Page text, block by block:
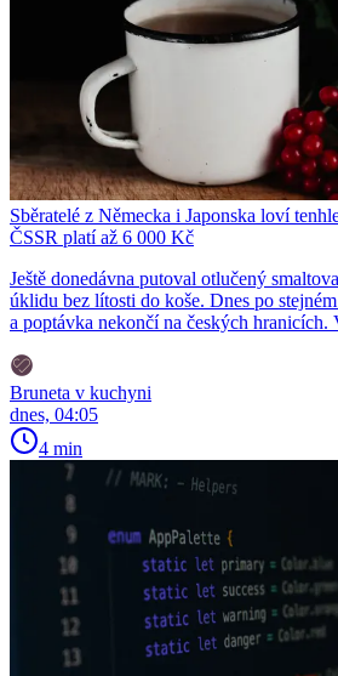
Sběratelé z Německa i Japonska loví
ČSSR platí až 6 000 Kč
Ještě donedávna putoval otlučený
úklidu bez lítosti do koše. Dnes po
a poptávka nekončí na českých hranicích.
Bruneta v kuchyni
dnes, 04:05
4 min